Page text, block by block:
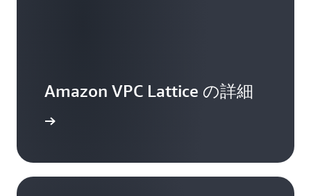
Amazon VPC Lattice の詳細